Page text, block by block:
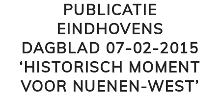
PUBLICATIE
EINDHOVENS
DAGBLAD 07-02-2015
‘HISTORISCH MOMENT
VOOR NUENEN-WEST’